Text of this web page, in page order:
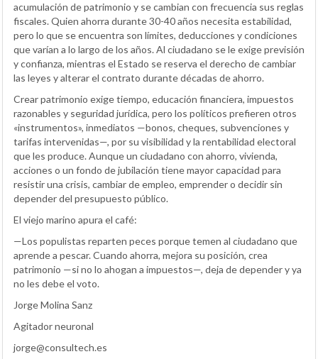
acumulación de patrimonio y se cambian con frecuencia sus reglas
fiscales. Quien ahorra durante 30-40 años necesita estabilidad,
pero lo que se encuentra son límites, deducciones y condiciones
que varían a lo largo de los años. Al ciudadano se le exige previsión
y confianza, mientras el Estado se reserva el derecho de cambiar
las leyes y alterar el contrato durante décadas de ahorro.
Crear patrimonio exige tiempo, educación financiera, impuestos
razonables y seguridad jurídica, pero los políticos prefieren otros
«instrumentos», inmediatos —bonos, cheques, subvenciones y
tarifas intervenidas—, por su visibilidad y la rentabilidad electoral
que les produce. Aunque un ciudadano con ahorro, vivienda,
acciones o un fondo de jubilación tiene mayor capacidad para
resistir una crisis, cambiar de empleo, emprender o decidir sin
depender del presupuesto público.
El viejo marino apura el café:
—Los populistas reparten peces porque temen al ciudadano que
aprende a pescar. Cuando ahorra, mejora su posición, crea
patrimonio —si no lo ahogan a impuestos—, deja de depender y ya
no les debe el voto.
Jorge Molina Sanz
Agitador neuronal
jorge@consultech.es